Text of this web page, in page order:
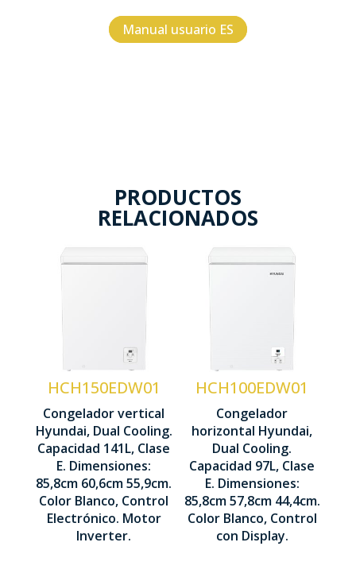
Manual usuario ES
PRODUCTOS
RELACIONADOS
HCH150EDW01
Congelador vertical
Hyundai, Dual Cooling.
Capacidad 141L, Clase
E. Dimensiones:
85,8cm 60,6cm 55,9cm.
Color Blanco, Control
Electrónico. Motor
Inverter.
Tecnología
Sistema
Dual
Cooling
Motor
Inverter
Control
Display
LED
858 x 606 x
559 mm
HCH100EDW01
Congelador
horizontal Hyundai,
Dual Cooling.
Capacidad 97L, Clase
E. Dimensiones:
85,8cm 57,8cm 44,4cm.
Color Blanco, Control
con Display.
Tecnología
Cíclica
Dual
Cooling
Control
Display
LED táctil